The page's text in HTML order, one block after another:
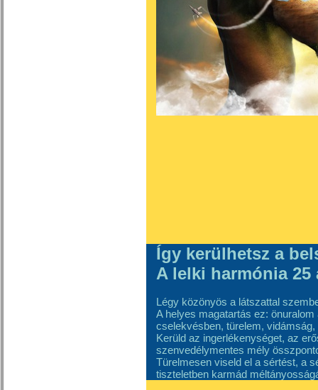
Így kerülhetsz a
A lelki harmónia 25
Légy közönyös a látszattal
A helyes magatartás ez:
cselekvésben, türelem,
Kerüld az ingerlékenységet, az
szenvedélymentes mély
Türelmesen viseld el a sértést, a
tiszteletben karmád